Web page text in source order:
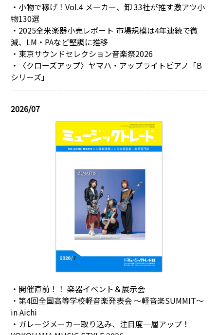
・小物で稼げ！Vol.4 メーカー、卸 33社が推す激アツ小
物130選
・2025全米楽器小売レポート 市場規模は4年連続で微
減、LM・PAなど堅調に推移
・東京サウンドセレクション音楽祭2026
・〈クローズアップ〉ヤマハ・アップライトピアノ「B
シリーズ」
2026/07
・開催直前！！ 楽器イベント＆展示会
・第4回全国高等学校軽音楽発表会 ～軽音楽SUMMIT～
in Aichi
・ガレージメーカー取り込み、注目度一層アップ！